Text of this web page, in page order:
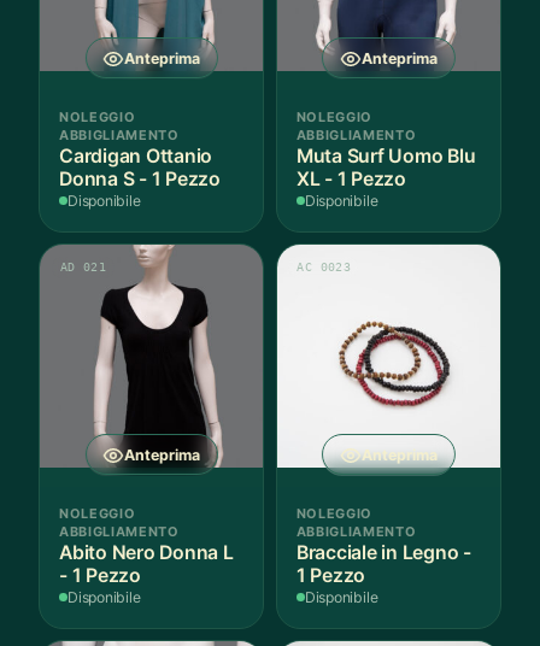
Anteprima
NOLEGGIO
ABBIGLIAMENTO
Cardigan Ottanio
Donna S - 1 Pezzo
Disponibile
Anteprima
NOLEGGIO
ABBIGLIAMENTO
Muta Surf Uomo Blu
XL - 1 Pezzo
Disponibile
Anteprima
AD 021
NOLEGGIO
ABBIGLIAMENTO
Abito Nero Donna L
- 1 Pezzo
Disponibile
Anteprima
AC 0023
NOLEGGIO
ABBIGLIAMENTO
Bracciale in Legno -
1 Pezzo
Disponibile